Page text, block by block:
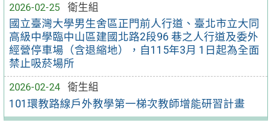
2026-02-25
衛生組
國立臺灣大學男生舍區正門前人行道、臺北市立大同
高級中學臨中山區建國北路2段96 巷之人行道及委外
經營停車場（含退縮地），自115年3月 1日起為全面
禁止吸菸場所
2026-02-24
衛生組
101環教路線戶外教學第一梯次教師增能研習計畫